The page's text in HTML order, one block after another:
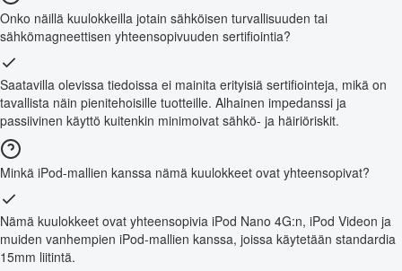
Onko näillä kuulokkeilla jotain sähköisen turvallisuuden tai
sähkömagneettisen yhteensopivuuden sertifiointia?
Saatavilla olevissa tiedoissa ei mainita erityisiä sertifiointeja, mikä on
tavallista näin pienitehoisille tuotteille. Alhainen impedanssi ja
passiivinen käyttö kuitenkin minimoivat sähkö- ja häiriöriskit.
Minkä iPod-mallien kanssa nämä kuulokkeet ovat yhteensopivat?
Nämä kuulokkeet ovat yhteensopivia iPod Nano 4G:n, iPod Videon ja
muiden vanhempien iPod-mallien kanssa, joissa käytetään standardia
15mm liitintä.